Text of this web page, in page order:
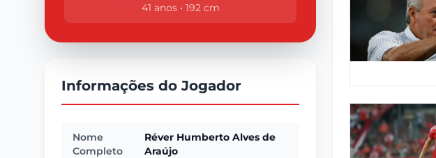
41 anos • 192 cm
Informações do Jogador
Nome
Completo
Réver Humberto Alves de
Araújo